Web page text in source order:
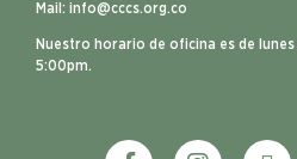
Mail: info@cccs.org.co
Nuestro horario de oficina es de
5:00pm.